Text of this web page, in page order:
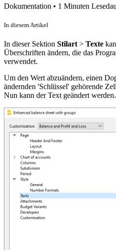
Dokumentation • 1 Minuten
In diesem Artikel
In dieser Sektion Stilart > Texte
Überschriften ändern, die das
verwendet.
Um den Wert abzuändern, einen
ändernden 'Schlüssel' gehörende
Nun kann der Text geändert werden.